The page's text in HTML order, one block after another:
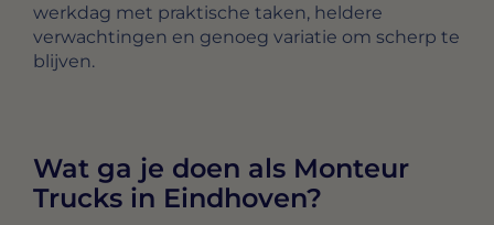
werkdag met praktische taken, heldere
verwachtingen en genoeg variatie om scherp te
blijven.
Wat ga je doen als Monteur
Trucks in Eindhoven?